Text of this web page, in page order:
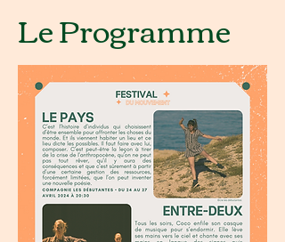
Le Programme